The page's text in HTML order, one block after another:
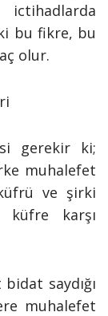
bu fikre, bu
olur.
gerekir ki;
muhalefet
ve şirki
karşı
saydığı
muhalefet